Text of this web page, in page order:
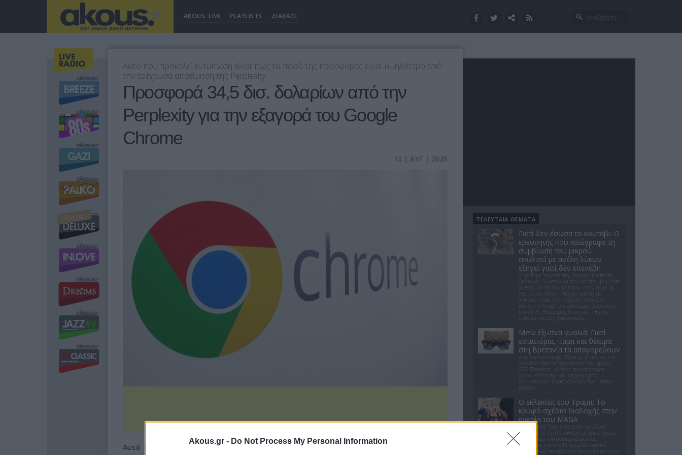
Akous.gr - Do Not Process My Personal Information
AKOUS. LIVE PLAYLISTS ΔΙΑΒΑΣΕ
Αυτό που προκαλεί εντύπωση είναι πως το ποσό της προσφοράς είναι υψηλότερο από
την τρέχουσα αποτίμηση της Perplexity
Προσφορά 34,5 δισ. δολαρίων από την
Perplexity για την εξαγορά του Google
Chrome
13 | ΑΥΓ | 2025
Αυτό που προκαλεί εντύπωση είναι πως το ποσό της προσφοράς είναι υψηλότερο από
ΤΕΛΕΥΤΑΙΑ ΘΕΜΑΤΑ
Γιατί δεν έσωσα το κουτάβι: Ο
ερευνητής που κατέγραφε τη
συμβίωση του μικρού
σκυλιού με αγέλη λύκων
εξηγεί γιατί δεν επενέβη
«Κρατάμε την επιστημονική απόσταση,
δεν είναι δυνατόν να πάω να επέμβω, ούτε
γίνεται να στείλω κάποιον κτηνίατρο σε
ένα μέρος όπου υπάρχει αγέλη με
λύκους, είναι επικίνδυνο» λέει στο
protothema.gr ο διδάκτορας ζωολογίας
του ΑΠΘ, Θεόδωρος Κομηνός - Έχουν
πεθάνει και έξι λυκόπουλα
Meta έξυπνα γυαλιά: Γιατί
εστιατόρια, παμπ και θέατρα
στη Βρετανία τα απαγορεύουν
Από τον εστιάτορα Τζέρεμι Κινγκ ως την
αλυσίδα Wetherspoons και τον όμιλο
ATG Theatres, ολοένα περισσότεροι
χώροι εστίασης και ψυχαγωγίας
κλείνουν την πόρτα στα Ray-Ban Meta
glasses.
Ο εκλεκτός του Τραμπ: Το
κρυφό σχέδιο διαδοχής στην
ηγεσία του MAGA
Ο Ντόναλντ Τραμπ φέρεται να έδωσε
ιδιωτικά το πιο ξεκάθαρο μέχρι σήμερα
σήμα υπέρ του αντιπροέδρου ως
διαδόχου του στο Ρεπουμπλικανικό
Κόμμα, ενώ παράλληλα διατηρεί ανοιχτή